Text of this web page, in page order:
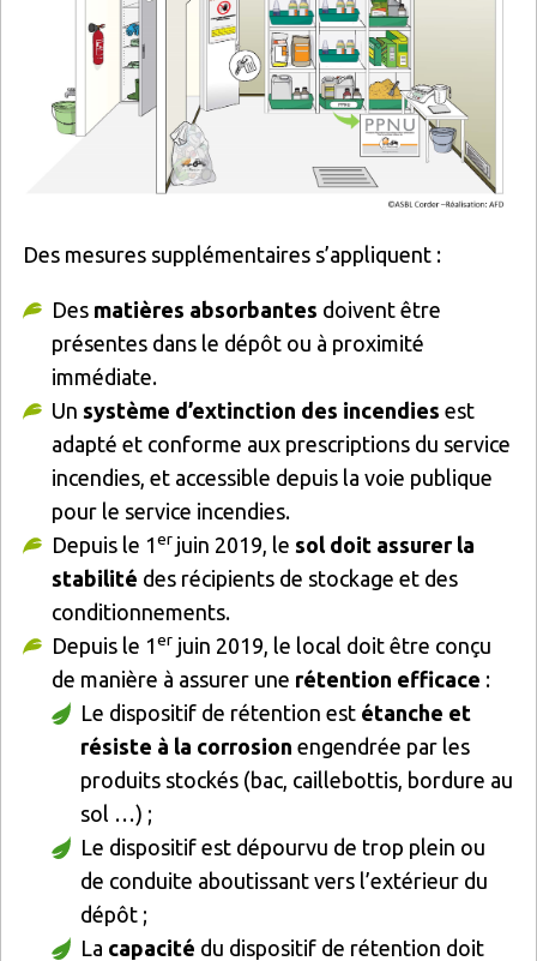
Des mesures supplémentaires s’appliquent :
Des matières absorbantes doivent être
présentes dans le dépôt ou à proximité
immédiate.
Un système d’extinction des incendies est
adapté et conforme aux prescriptions du service
incendies, et accessible depuis la voie publique
pour le service incendies.
Depuis le 1er juin 2019, le sol doit assurer la
stabilité des récipients de stockage et des
conditionnements.
Depuis le 1erjuin 2019, le local doit être conçu
de manière à assurer une rétention efficace :
Le dispositif de rétention est étanche et
résiste à la corrosion engendrée par les
produits stockés (bac, caillebottis, bordure au
sol …) ;
Le dispositif est dépourvu de trop plein ou
de conduite aboutissant vers l’extérieur du
dépôt ;
La capacité du dispositif de rétention doit